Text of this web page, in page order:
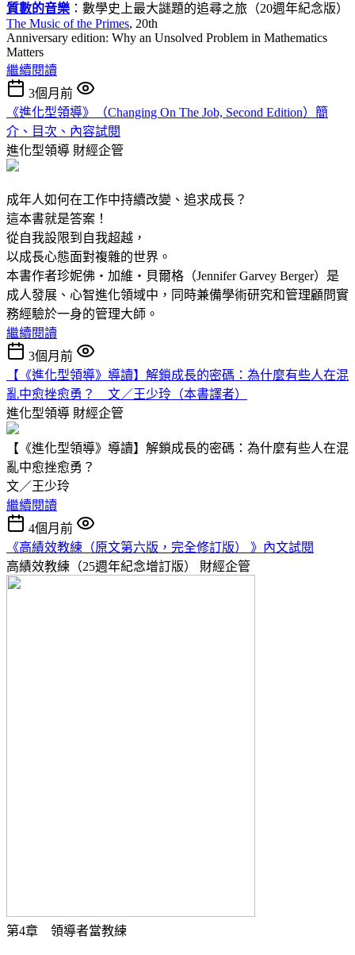
質數的音樂 ：數學史上最大謎題的追尋之旅（20週年紀念版）
The Music of the Primes, 20th
Anniversary edition: Why an Unsolved Problem in Mathematics
Matters
繼續閱讀
3個月前
《進化型領導》（Changing On The Job, Second Edition）簡
介、目次、內容試閱
進化型領導 財經企管
成年人如何在工作中持續改變、追求成長？
這本書就是答案！
從自我設限到自我超越，
以成長心態面對複雜的世界。
本書作者珍妮佛‧加維‧貝爾格（Jennifer Garvey Berger）是
成人發展、心智進化領域中，同時兼備學術研究和管理顧問實
務經驗於一身的管理大師。
繼續閱讀
3個月前
【《進化型領導》導讀】解鎖成長的密碼：為什麼有些人在混
亂中愈挫愈勇？ 文／王少玲（本書譯者）
進化型領導 財經企管
【《進化型領導》導讀】解鎖成長的密碼：為什麼有些人在混
亂中愈挫愈勇？
文／王少玲
繼續閱讀
4個月前
《高績效教練（原文第六版，完全修訂版） 》內文試閱
高績效教練（25週年紀念增訂版） 財經企管
第4章 領導者當教練